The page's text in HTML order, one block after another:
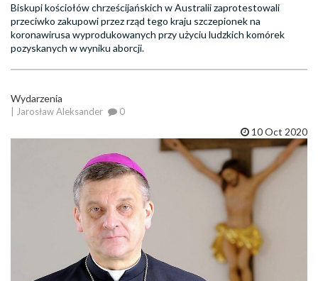
Biskupi kościołów chrześcijańskich w Australii zaprotestowali
przeciwko zakupowi przez rząd tego kraju szczepionek na
koronawirusa wyprodukowanych przy użyciu ludzkich komórek
pozyskanych w wyniku aborcji.
Wydarzenia
| Jarosław Aleksander 0
10 Oct 2020